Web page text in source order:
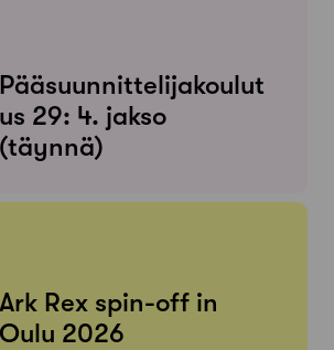
Pääsuunnittelijakoulut
us 29: 4. jakso
(täynnä)
Ark Rex spin-off in
Oulu 2026